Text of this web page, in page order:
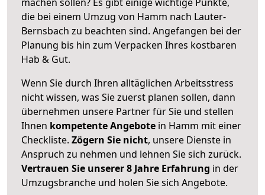
die bei einem Umzug von Hamm nach Lauter-
Bernsbach zu beachten sind. Angefangen bei der
Planung bis hin zum Verpacken Ihres kostbaren
Hab & Gut.
Wenn Sie durch Ihren alltäglichen Arbeitsstress
nicht wissen, was Sie zuerst planen sollen, dann
übernehmen unsere Partner für Sie und stellen
Ihnen kompetente Angebote in Hamm mit einer
Checkliste. Zögern Sie nicht, unsere Dienste in
Anspruch zu nehmen und lehnen Sie sich zurück.
Vertrauen Sie unserer 8 Jahre Erfahrung in der
Umzugsbranche und holen Sie sich Angebote.